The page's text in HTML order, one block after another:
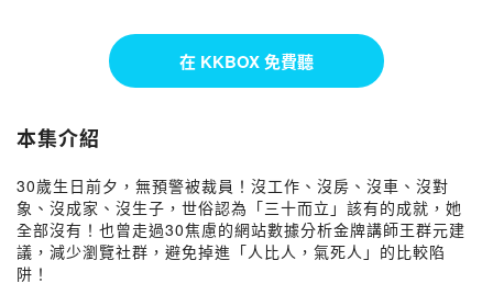
在 KKBOX 免費聽
本集介紹
30歲生日前夕，無預警被裁員！沒工作、沒房、沒車、沒對
象、沒成家、沒生子，世俗認為「三十而立」該有的成就，她
全部沒有！也曾走過30焦慮的網站數據分析金牌講師王群元建
議，減少瀏覽社群，避免掉進「人比人，氣死人」的比較陷
阱！